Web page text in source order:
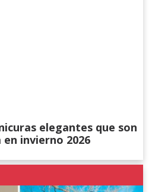
elegantes que son
invierno 2026